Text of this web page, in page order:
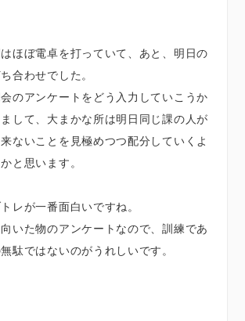
ほぼ電卓を打っていて、あと、明日の
合わせでした。
のアンケートをどう入力していこうか
して、大まかな所は明日同じ課の人が
ないことを見極めつつ配分していくよ
と思います。
レが一番面白いですね。
いた物のアンケートなので、訓練であ
駄ではないのがうれしいです。